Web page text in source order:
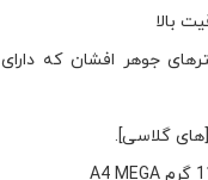
بالا
جوهر افشان که
گلاسی].